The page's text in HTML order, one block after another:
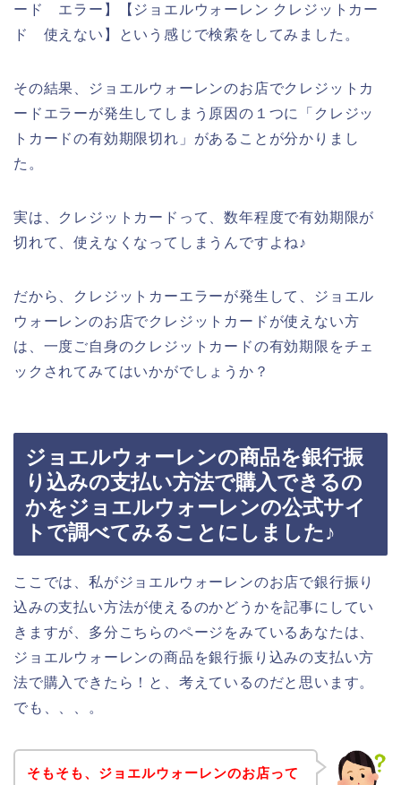
ード エラー】【ジョエルウォーレン クレジットカー
ド 使えない】という感じで検索をしてみました。
その結果、ジョエルウォーレンのお店でクレジットカ
ードエラーが発生してしまう原因の１つに「クレジッ
トカードの有効期限切れ」があることが分かりまし
た。
実は、クレジットカードって、数年程度で有効期限が
切れて、使えなくなってしまうんですよね♪
だから、クレジットカーエラーが発生して、ジョエル
ウォーレンのお店でクレジットカードが使えない方
は、一度ご自身のクレジットカードの有効期限をチェ
ックされてみてはいかがでしょうか？
ジョエルウォーレンの商品を銀行振
り込みの支払い方法で購入できるの
かをジョエルウォーレンの公式サイ
トで調べてみることにしました♪
ここでは、私がジョエルウォーレンのお店で銀行振り
込みの支払い方法が使えるのかどうかを記事にしてい
きますが、多分こちらのページをみているあなたは、
ジョエルウォーレンの商品を銀行振り込みの支払い方
法で購入できたら！と、考えているのだと思います。
でも、、、。
そもそも、ジョエルウォーレンのお店って